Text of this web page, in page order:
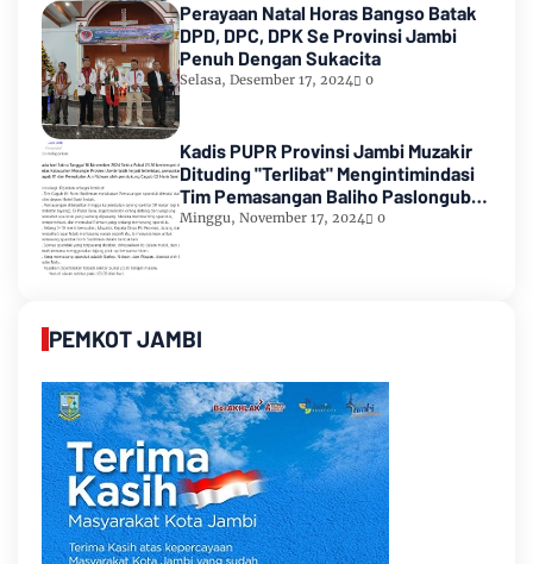
Perayaan Natal Horas Bangso Batak
DPD, DPC, DPK Se Provinsi Jambi
Penuh Dengan Sukacita
Selasa, Desember 17, 2024 0
Kadis PUPR Provinsi Jambi Muzakir
Dituding "Terlibat" Mengintimindasi
Tim Pemasangan Baliho Paslongub
Romi-Sudirman
Minggu, November 17, 2024 0
PEMKOT JAMBI